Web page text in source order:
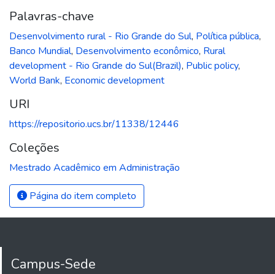
Palavras-chave
Desenvolvimento rural - Rio Grande do Sul, Política pública,
Banco Mundial, Desenvolvimento econômico, Rural
development - Rio Grande do Sul(Brazil), Public policy,
World Bank, Economic development
URI
https://repositorio.ucs.br/11338/12446
Coleções
Mestrado Acadêmico em Administração
Página do item completo
Campus-Sede